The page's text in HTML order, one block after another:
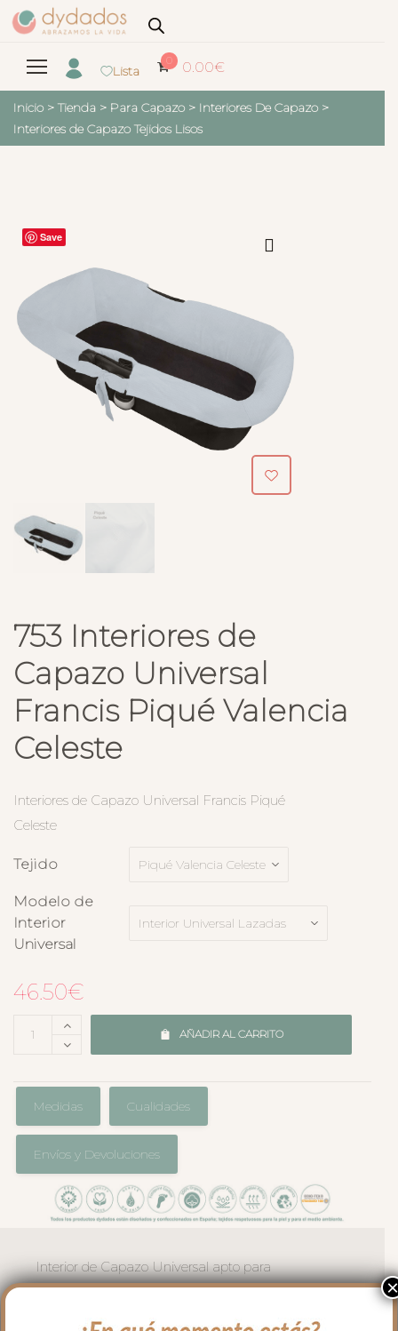
Lista
0 0.00€
Inicio > Tienda > Para Capazo > Interiores De Capazo >
Interiores de Capazo Tejidos Lisos
Save
753 Interiores de
Capazo Universal
Francis Piqué Valencia
Celeste
Interiores de Capazo Universal Francis Piqué
Celeste
Tejido
Modelo de
Interior
Universal
46.50€
AÑADIR AL CARRITO
Medidas Cualidades
Envíos y Devoluciones
Interior de Capazo Universal apto para
todo tipo de capazos que no lleven la
×